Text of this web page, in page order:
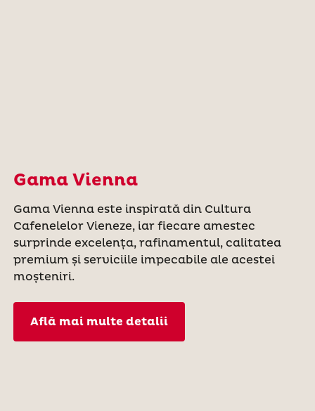
Gama Vienna
Gama Vienna este inspirată din Cultura
Cafenelelor Vieneze, iar fiecare amestec
surprinde excelența, rafinamentul, calitatea
premium și serviciile impecabile ale acestei
moșteniri.
Află mai multe detalii